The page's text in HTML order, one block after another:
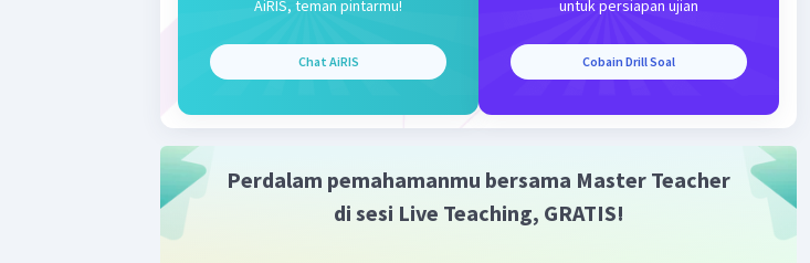
?
AiRIS, teman pintarmu!
Chat AiRIS
untuk persiapan ujian
Cobain Drill Soal
Perdalam pemahamanmu bersama Master Teacher
di sesi Live Teaching, GRATIS!